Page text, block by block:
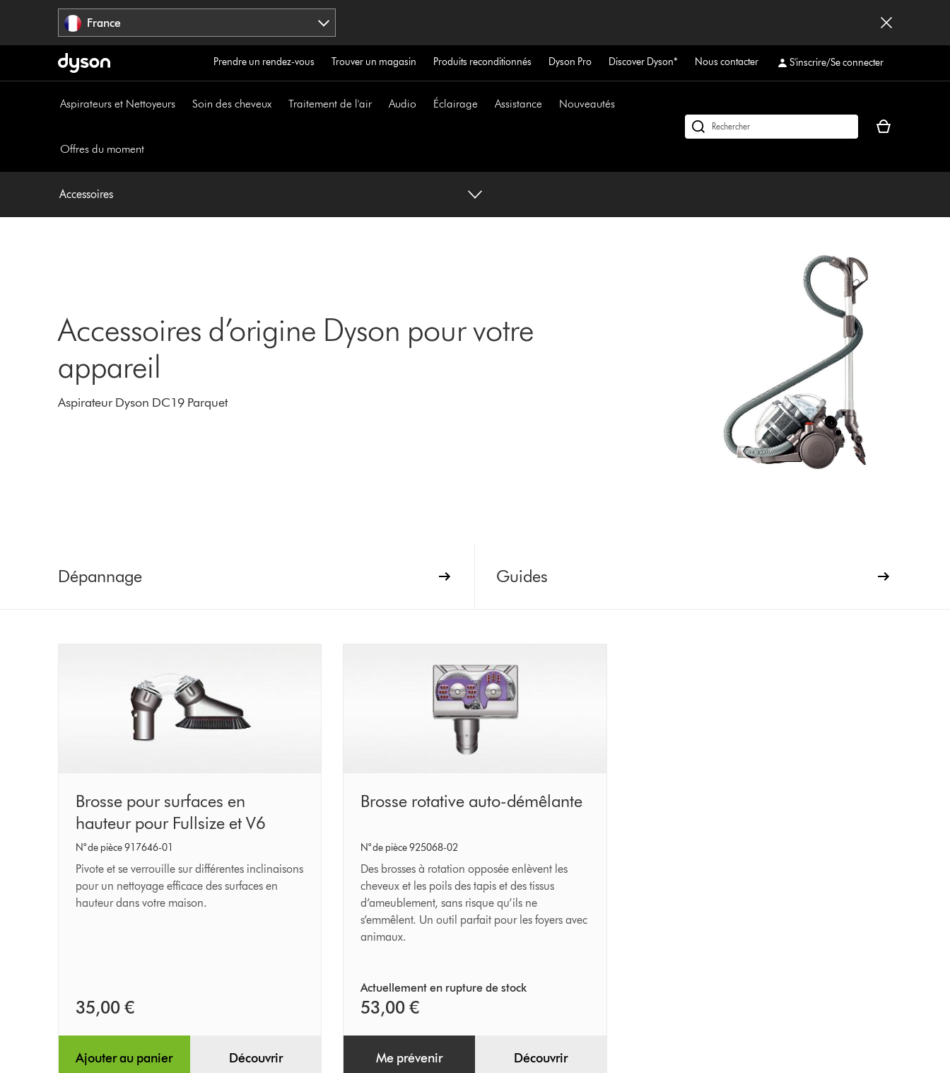
France
Prendre un rendez-vous Trouver un magasin Produits reconditionnés Dyson Pro Discover Dyson* Nous contacter S'inscrire/Se connecter
Aspirateurs et Nettoyeurs Soin des cheveux Traitement de l'air Audio Éclairage Assistance Nouveautés
Offres du moment
Rechercher
Votre
vide
Accessoires
Accessoires d’origine Dyson pour votre
appareil
Aspirateur Dyson DC19 Parquet
Dépannage Guides
Brosse
pour
surfaces
en
hauteur
pour
Brosse pour surfaces en
hauteur pour Fullsize et V6
N° de pièce 917646-01
Pivote et se verrouille sur différentes inclinaisons
pour un nettoyage efficace des surfaces en
hauteur dans votre maison.
35,00 €
Ajouter au panier Découvrir
Brosse
auto-
démêlante
Brosse rotative auto-démêlante
N° de pièce 925068-02
Des brosses à rotation opposée enlèvent les
cheveux et les poils des tapis et des tissus
d’ameublement, sans risque qu’ils ne
s’emmêlent. Un outil parfait pour les foyers avec
animaux.
Actuellement en rupture de stock
53,00 €
Me prévenir Découvrir